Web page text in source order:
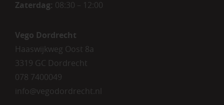
Zaterdag: 08:30 – 12:00
Vego Dordrecht
Haaswijkweg Oost 8a
3319 GC Dordrecht
078 7400049
info@vegodordrecht.nl